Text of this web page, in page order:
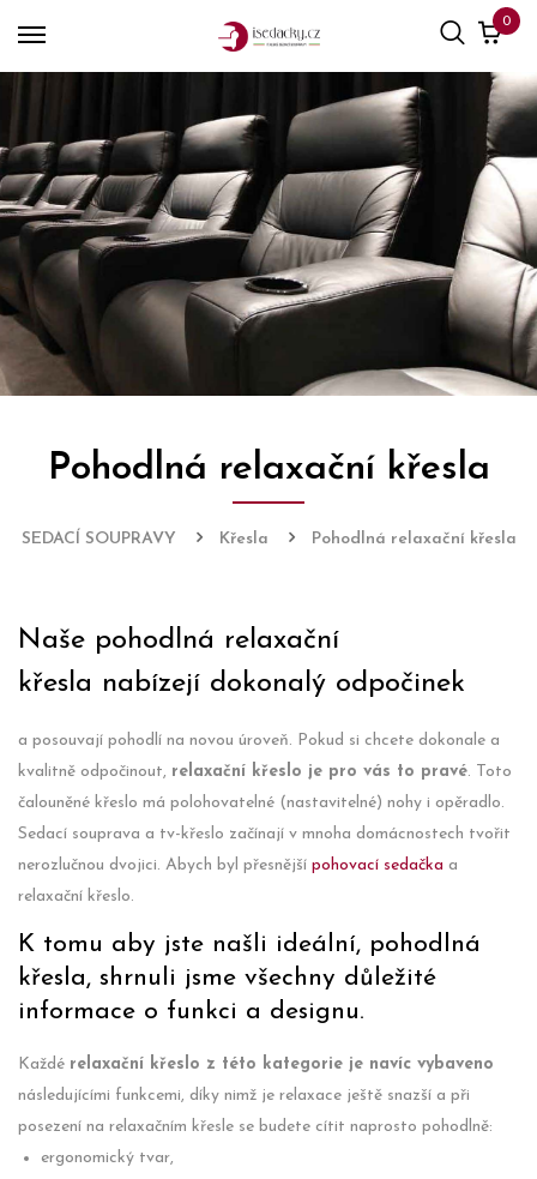
0
Pohodlná relaxační křesla
SEDACÍ SOUPRAVY Křesla Pohodlná relaxační křesla
Naše pohodlná relaxační
křesla nabízejí dokonalý odpočinek
a posouvají pohodlí na novou úroveň. Pokud si chcete dokonale a
kvalitně odpočinout, relaxační křeslo je pro vás to pravé. Toto
čalouněné křeslo má polohovatelné (nastavitelné) nohy i opěradlo.
Sedací souprava a tv-křeslo začínají v mnoha domácnostech tvořit
nerozlučnou dvojici. Abych byl přesnější pohovací sedačka a
relaxační křeslo.
K tomu aby jste našli ideální, pohodlná
křesla, shrnuli jsme všechny důležité
informace o funkci a designu.
Každé relaxační křeslo z této kategorie je navíc vybaveno
následujícími funkcemi, díky nimž je relaxace ještě snazší a při
posezení na relaxačním křesle se budete cítit naprosto pohodlně:
ergonomický tvar,